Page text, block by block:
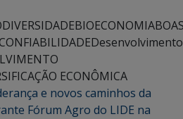
BIOECONOMIA
Desenvolvimento
ECONÔMICA
e novos caminhos da
Fórum Agro do LIDE na